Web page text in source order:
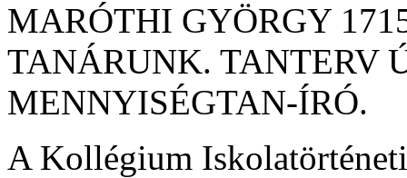
MARÓTHI GYÖRGY
TANÁRUNK. TANTERV
MENNYISÉGTAN-ÍRÓ.
A Kollégium